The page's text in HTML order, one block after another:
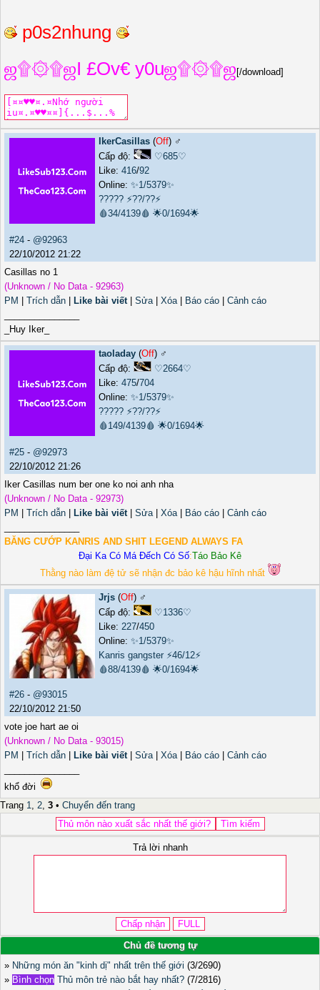
p0s2nhung
ஜ۩۞۩ஜI £Ov€ y0uஜ۩۞۩ஜ [/download]
IkerCasillas (Off) ♂️
Cấp độ:
♡685♡
Like: 416/92
Online: ✨1/5379✨
????? ⚡??/??⚡
🩸34/4139🩸 🌟0/1694🌟
#24 - @92963
22/10/2012 21:22
Casillas no 1
(Unknown / No Data - 92963)
PM
Trích dẫn Like bài viết| Sửa| Xóa| Báo cáo
Cảnh cáo
_Huy Iker_
taoladay (Off) ♂️
Cấp độ:
♡2664♡
Like: 475/704
Online: ✨1/5379✨
????? ⚡??/??⚡
🩸149/4139🩸 🌟0/1694🌟
#25 - @92973
22/10/2012 21:26
Iker Casillas num ber one ko noi anh nha
(Unknown / No Data - 92973)
PM
Trích dẫn Like bài viết| Sửa| Xóa| Báo cáo
Cảnh cáo
BĂNG CƯỚP KANRIS AND SHIT LEGEND ALWAYS FA
Đại Ka Có Má Đếch Có Số:Táo Bảo Kê
Thằng nào làm đệ tử sẽ nhận đc bảo kê hậu hĩnh nhất
Jrjs (Off) ♂️
Cấp độ:
♡1336♡
Like: 227/450
Online: ✨1/5379✨
Kanris gangster ⚡46/12⚡
🩸88/4139🩸 🌟0/1694🌟
#26 - @93015
22/10/2012 21:50
vote joe hart ae oi
(Unknown / No Data - 93015)
PM
Trích dẫn Like bài viết| Sửa| Xóa| Báo cáo
Cảnh cáo
khổ đời
Trang 1, 2, 3 • Chuyển đến trang
Trả lời nhanh
Chủ đề tương tự
» Những món ăn "kinh dị" nhất trên thế giới (3/2690)
» Bình chọn Thủ môn trẻ nào bắt hay nhất? (7/2816)